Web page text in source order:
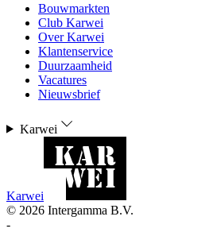
Bouwmarkten
Club Karwei
Over Karwei
Klantenservice
Duurzaamheid
Vacatures
Nieuwsbrief
Karwei
Karwei
© 2026 Intergamma B.V.
-